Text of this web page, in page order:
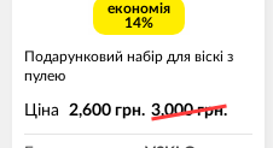
економія
14%
Подарунковий набір для віскі з
пулею
Ціна 2,600 грн. 3,000 грн.